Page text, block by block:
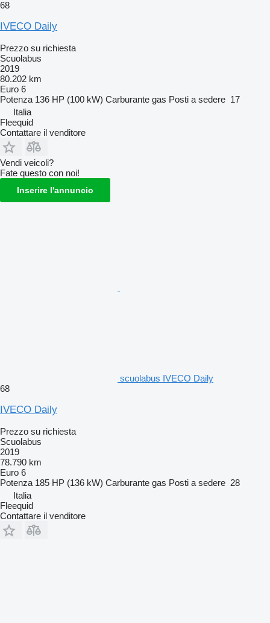
68
IVECO Daily
Prezzo su richiesta
Scuolabus
2019
80.202 km
Euro 6
Potenza 136 HP (100 kW) Carburante gas Posti a sedere 17
Italia
Fleequid
Contattare il venditore
Vendi veicoli?
Fate questo con noi!
Inserire l'annuncio
scuolabus IVECO Daily
68
IVECO Daily
Prezzo su richiesta
Scuolabus
2019
78.790 km
Euro 6
Potenza 185 HP (136 kW) Carburante gas Posti a sedere 28
Italia
Fleequid
Contattare il venditore